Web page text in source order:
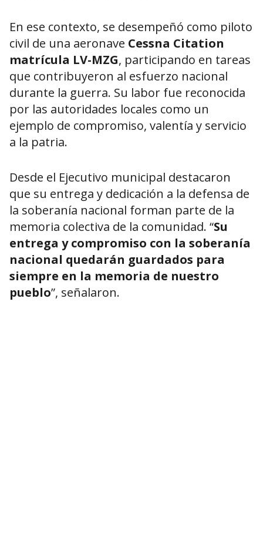
En ese contexto, se desempeñó como piloto
civil de una aeronave Cessna Citation
matrícula LV-MZG, participando en tareas
que contribuyeron al esfuerzo nacional
durante la guerra. Su labor fue reconocida
por las autoridades locales como un
ejemplo de compromiso, valentía y servicio
a la patria.
Desde el Ejecutivo municipal destacaron
que su entrega y dedicación a la defensa de
la soberanía nacional forman parte de la
memoria colectiva de la comunidad. “Su
entrega y compromiso con la soberanía
nacional quedarán guardados para
siempre en la memoria de nuestro
pueblo”, señalaron.